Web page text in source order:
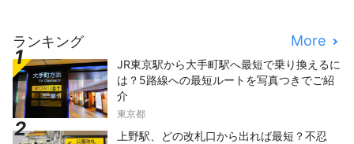
ランキング More
JR東京駅から大手町駅へ最短で乗り換えるに
は？5路線への最短ルートを写真つきでご紹
介
東京都
上野駅、どの改札口から出れば最短？不忍